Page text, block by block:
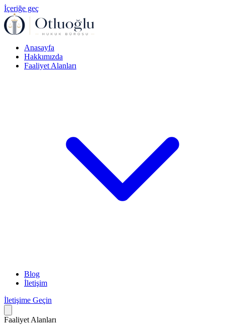
İçeriğe geç
Anasayfa
Hakkımızda
Faaliyet Alanları
Blog
İletişim
İletişime Geçin
Faaliyet Alanları